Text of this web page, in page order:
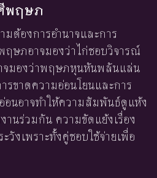
พฤษภ
ต้องการอำนาจและการ
ษภอาจมองว่าไก่ชอบวิจารณ์
จมองว่าพฤษภหุนหันพลันแล่น
รขาดความอ่อนโยนและการ
อนอาจทำให้ความสัมพันธ์ดูแห้ง
านร่วมกัน ความขัดแย้งเรื่อง
วังเพราะทั้งคู่ชอบใช้จ่ายเพื่อ